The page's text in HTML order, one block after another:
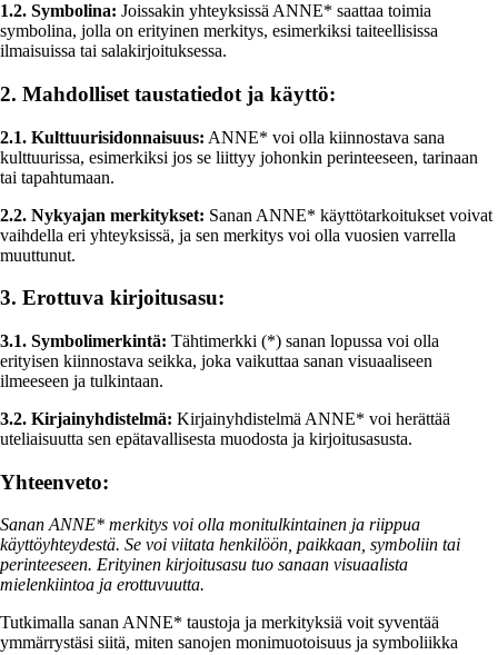
1.2. Symbolina: Joissakin yhteyksissä ANNE* saattaa toimia
symbolina, jolla on erityinen merkitys, esimerkiksi taiteellisissa
ilmaisuissa tai salakirjoituksessa.
2. Mahdolliset taustatiedot ja käyttö:
2.1. Kulttuurisidonnaisuus: ANNE* voi olla kiinnostava sana
kulttuurissa, esimerkiksi jos se liittyy johonkin perinteeseen, tarinaan
tai tapahtumaan.
2.2. Nykyajan merkitykset: Sanan ANNE* käyttötarkoitukset voivat
vaihdella eri yhteyksissä, ja sen merkitys voi olla vuosien varrella
muuttunut.
3. Erottuva kirjoitusasu:
3.1. Symbolimerkintä: Tähtimerkki (*) sanan lopussa voi olla
erityisen kiinnostava seikka, joka vaikuttaa sanan visuaaliseen
ilmeeseen ja tulkintaan.
3.2. Kirjainyhdistelmä: Kirjainyhdistelmä ANNE* voi herättää
uteliaisuutta sen epätavallisesta muodosta ja kirjoitusasusta.
Yhteenveto:
Sanan ANNE* merkitys voi olla monitulkintainen ja riippua
käyttöyhteydestä. Se voi viitata henkilöön, paikkaan, symboliin tai
perinteeseen. Erityinen kirjoitusasu tuo sanaan visuaalista
mielenkiintoa ja erottuvuutta.
Tutkimalla sanan ANNE* taustoja ja merkityksiä voit syventää
ymmärrystäsi siitä, miten sanojen monimuotoisuus ja symboliikka